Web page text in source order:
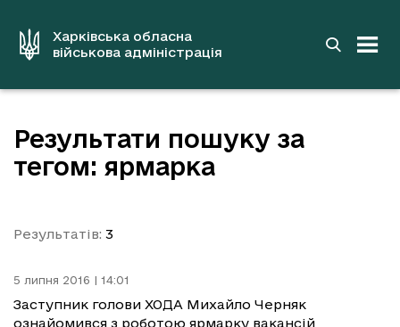
вмістуХарківська обласна
військова адміністрація
Результати пошуку за
тегом: ярмарка
Результатів: 3
5 липня 2016 | 14:01
Заступник голови ХОДА Михайло Черняк
ознайомився з роботою ярмарку вакансій